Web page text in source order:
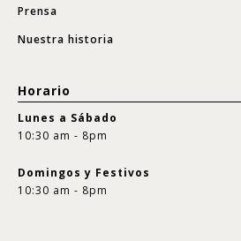
Prensa
Nuestra historia
Horario
Lunes a Sábado
10:30 am - 8pm
Domingos y Festivos
10:30 am - 8pm